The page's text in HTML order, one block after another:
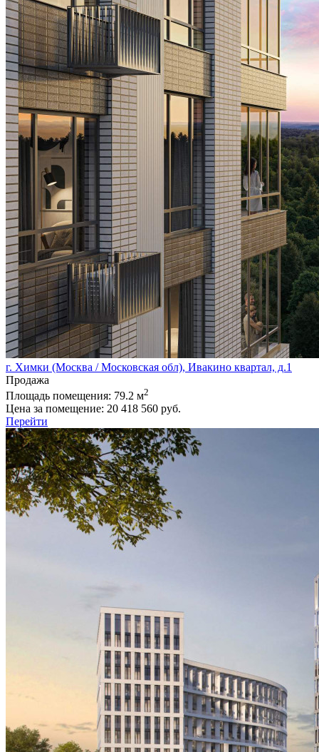
г. Химки (Москва / Московская обл), Ивакино квартал, д.1
Продажа
Площадь помещения: 79.2 м2
Цена за помещение: 20 418 560 руб.
Перейти